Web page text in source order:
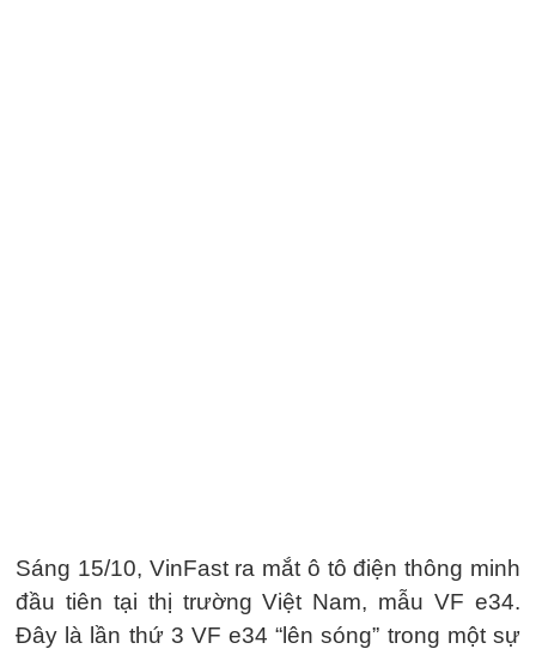
Sáng 15/10, VinFast ra mắt ô tô điện thông minh
đầu tiên tại thị trường Việt Nam, mẫu VF e34.
Đây là lần thứ 3 VF e34 “lên sóng” trong một sự